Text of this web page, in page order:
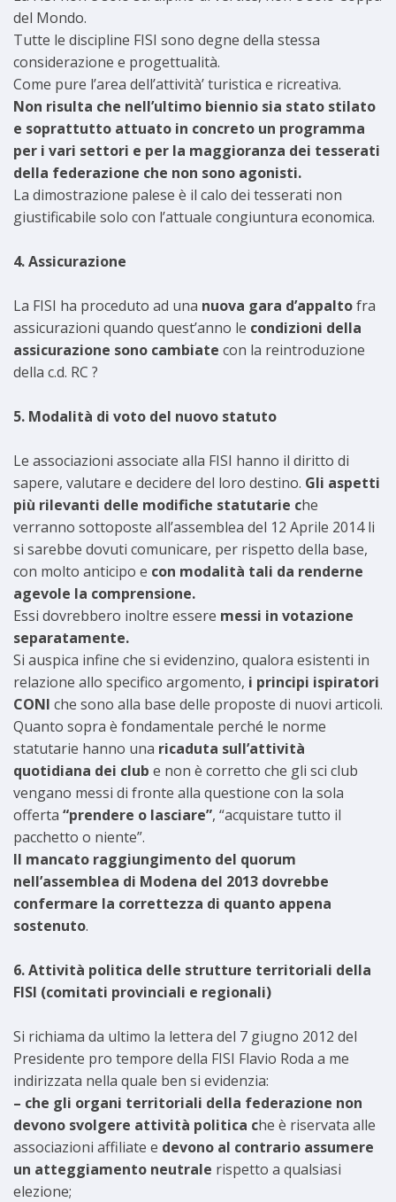
del Mondo.
Tutte le discipline FISI sono degne della stessa
considerazione e progettualità.
Come pure l’area dell’attività’ turistica e ricreativa.
Non risulta che nell’ultimo biennio sia stato stilato
e soprattutto attuato in concreto un programma
per i vari settori e per la maggioranza dei tesserati
della federazione che non sono agonisti.
La dimostrazione palese è il calo dei tesserati non
giustificabile solo con l’attuale congiuntura economica.
4. Assicurazione
La FISI ha proceduto ad una nuova gara d’appaltofra
assicurazioni quando quest’anno le condizioni della
assicurazione sono cambiate con la reintroduzione
della c.d. RC ?
5. Modalità di voto del nuovo statuto
Le associazioni associate alla FISI hanno il diritto di
sapere, valutare e decidere del loro destino. Gli aspetti
più rilevanti delle modifiche statutarie che
verranno sottoposte all’assemblea del 12 Aprile 2014 li
si sarebbe dovuti comunicare, per rispetto della base,
con molto anticipo e con modalità tali da renderne
agevole la comprensione.
Essi dovrebbero inoltre essere messi in votazione
separatamente.
Si auspica infine che si evidenzino, qualora esistenti in
relazione allo specifico argomento, i principi ispiratori
CONI che sono alla base delle proposte di nuovi articoli.
Quanto sopra è fondamentale perché le norme
statutarie hanno una ricaduta sull’attività
quotidiana dei club e non è corretto che gli sci club
vengano messi di fronte alla questione con la sola
offerta “prendere o lasciare”, “acquistare tutto il
pacchetto o niente”.
Il mancato raggiungimento del quorum
nell’assemblea di Modena del 2013 dovrebbe
confermare la correttezza di quanto appena
sostenuto.
6. Attività politica delle strutture territoriali della
FISI (comitati provinciali e regionali)
Si richiama da ultimo la lettera del 7 giugno 2012 del
Presidente pro tempore della FISI Flavio Roda a me
indirizzata nella quale ben si evidenzia:
– che gli organi territoriali della federazione non
devono svolgere attività politica che è riservata alle
associazioni affiliate e devono al contrario assumere
un atteggiamento neutrale rispetto a qualsiasi
elezione;